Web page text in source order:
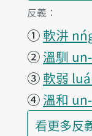
第1項釋義的
反義：
① 軟汫
② 溫馴
③ 軟弱
④ 溫和
看更多第
反